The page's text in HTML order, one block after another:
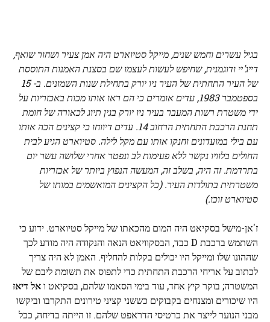
בגיל עשרים וחמש שנים, מייקל סטיוארט היה אמן צעיר ושחור שואף,
דייג'יי ודוגמנית, שחיפש לעשות לעצמו שם בסצנת האמנות התוססת
של העיר התחתית של העיר ניו יורק בתחילת שנות השמונים. ב- 15
בספטמבר 1983, עדים אומרים כי הם ראו אותו מכות באכזריות על
ידי משטרת רשות המעבר בעיר ניו יורק בגין תיוג לכאורה של חומת
תחנת הרכבת התחתית הרחוב 14. עדים דיווחו כי קצינים הכה אותו
עם בילי במועדונים וחנקו אותו עם מקל לילה. סטיוארט הגיע לבית
החולים בלוויו נקשר ללא פעימות לב ונפטר אחרי שלושה עשר יום
בתרדמת. זה היה, בשלב זה, המעשה הנפוץ ביותר של אכזריות
משטרתית בתולדות העיר. (כל הקצינים המואשמים במותו של
סטיוארט זוכו.)
ז'אן-מישל בסקיאט היה המום מהכאתו של מייקל סטיוארט. ידוע כי
השתמש ברכבת D כבד, הבסקוויאט הנאה והנקודה היה מודע לכך
שההונו שלו ומייקל היו יכולים בקלות להחליף. האמן לא היה צריך
לכתוב על אריחי הרכבת התחתית כדי לתפוס את תשומת ליבם של
המשטרה; בוקר קיץ אחד, עוד בימי הסאמו שלהם, בסקיאט ואל דיאז
היו שיכורים ומצנחים בקבוקים כששני קציני טירונים התקרבו וביקשו
מבני הנוער לייצר את כרטיסי הדראפט שלהם. זו הייתה בדיחה, ככל